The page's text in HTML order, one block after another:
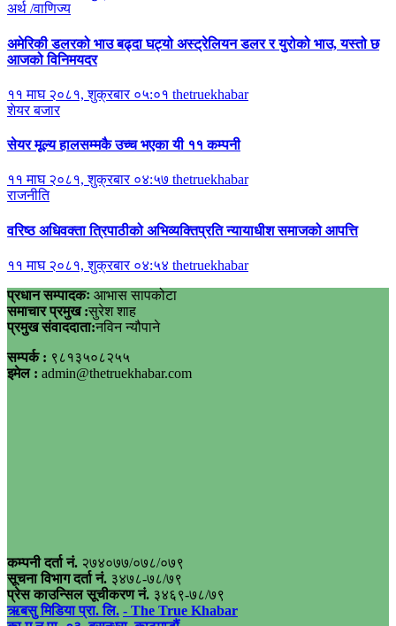
अर्थ /वाणिज्य
अमेरिकी डलरको भाउ बढ्दा घट्यो अस्ट्रेलियन डलर र युरोको भाउ, यस्तो छ
आजको विनिमयदर
११ माघ २०८१, शुक्रबार ०५:०१ thetruekhabar
शेयर बजार
सेयर मूल्य हालसम्मकै उच्च भएका यी ११ कम्पनी
११ माघ २०८१, शुक्रबार ०४:५७ thetruekhabar
राजनीति
वरिष्ठ अधिवक्ता त्रिपाठीको अभिव्यक्तिप्रति न्यायाधीश समाजको आपत्ति
११ माघ २०८१, शुक्रबार ०४:५४ thetruekhabar
प्रधान सम्पादकः आभास सापकोटा
समाचार प्रमुख :सुरेश शाह
प्रमुख संवाददाता:नविन न्यौपाने
सम्पर्क : ९८१३५०८२५५
इमेल : admin@thetruekhabar.com
कम्पनी दर्ता नं. २७४०७७/०७८/०७९
सूचना विभाग दर्ता नं. ३४७८-७८/७९
प्रेस काउन्सिल सूचीकरण नं. ३४६९-७८/७९
ऋबसु मिडिया प्रा. लि. - The True Khabar